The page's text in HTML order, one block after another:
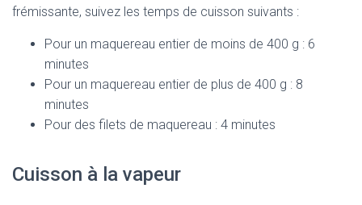
frémissante, suivez les temps de cuisson suivants :
Pour un maquereau entier de moins de 400 g : 6
minutes
Pour un maquereau entier de plus de 400 g : 8
minutes
Pour des filets de maquereau : 4 minutes
Cuisson à la vapeur